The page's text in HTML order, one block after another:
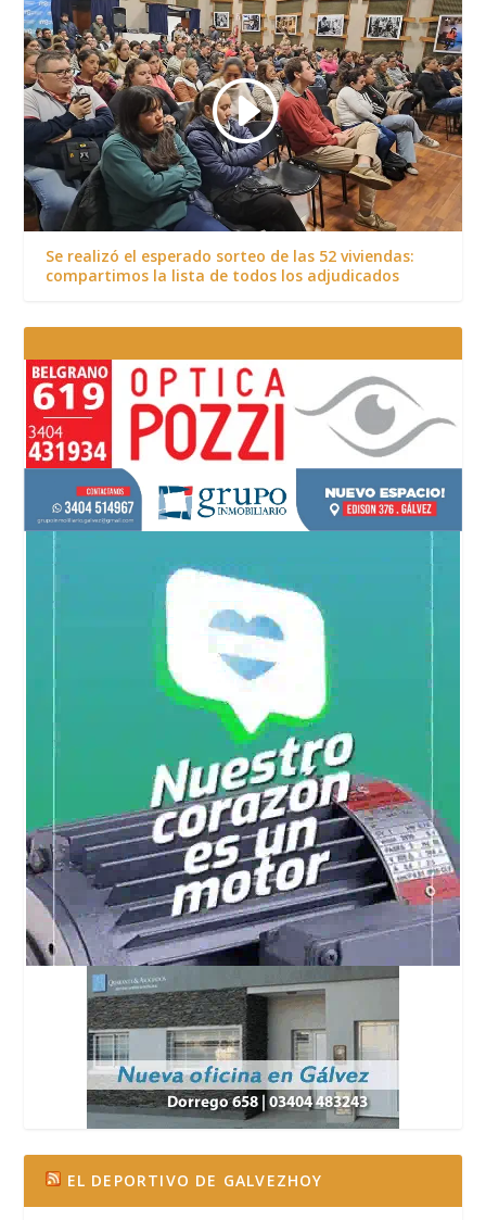
Se realizó el esperado sorteo de las 52 viviendas:
compartimos la lista de todos los adjudicados
EL DEPORTIVO DE GALVEZHOY